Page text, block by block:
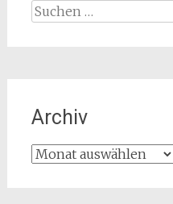
Suche
Archiv
Archiv